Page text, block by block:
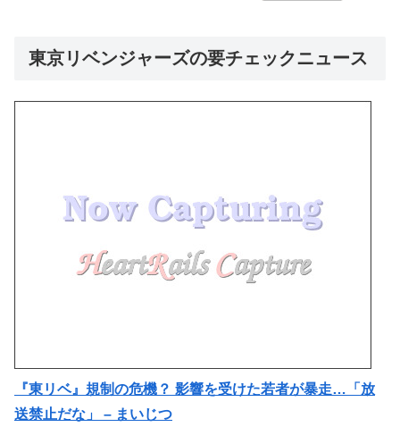
東京リベンジャーズの要チェックニュース
『東リベ』規制の危機？ 影響を受けた若者が暴走…「放
送禁止だな」 – まいじつ